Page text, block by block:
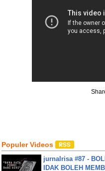
Populer Videos
jurnalrisa #87 -
IDAK BOLEH